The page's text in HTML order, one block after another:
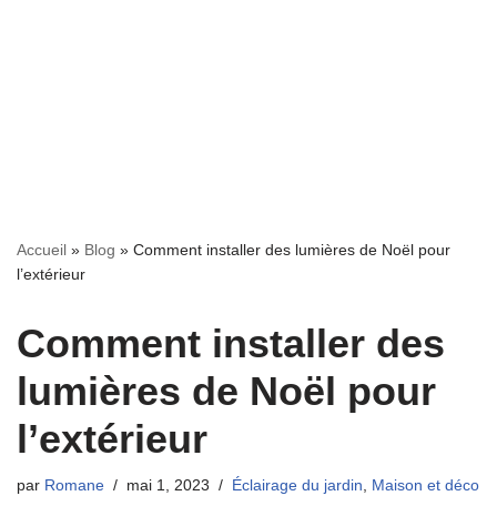
Accueil » Blog » Comment installer des lumières de Noël pour
l’extérieur
Comment installer des
lumières de Noël pour
l’extérieur
par Romane mai 1, 2023 Éclairage du jardin, Maison et déco